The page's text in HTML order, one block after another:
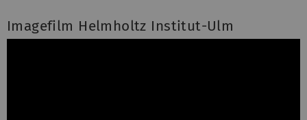
Imagefilm Helmholtz Institut-Ulm